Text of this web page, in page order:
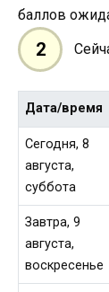
баллов
2
Дата/время
Сегодня, 8
августа,
суббота
Завтра, 9
августа,
воскресенье